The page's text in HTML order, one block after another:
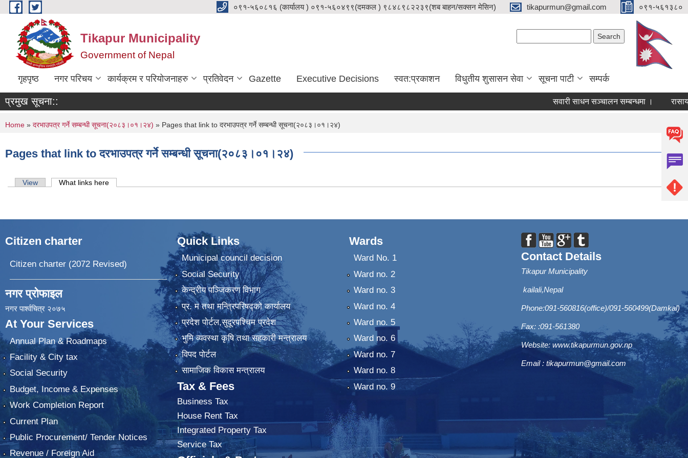
Skip to main content ०९१-५६०८१६ (कार्यालय ) ०९१-५६०४९९(दमकल ) ९८४८९८२२३९(शब बाहन/सक्सन मेसिन) tikapurmun@gmail.com ०९१-५६१३८०
Tikapur Municipality
Government of Nepal
गृहपृष्ठ नगर परिचय कार्यक्रम र परियोजनाहरु प्रतिवेदन Gazette Executive Decisions स्वत:प्रकाशन विधुतीय शुसासन सेवा सूचना पाटी सम्पर्क
प्रमुख सूचना:: सवारी साधन सञ्चालन सम्बन्धमा ।
You are here
Home » दरभाउपत्र गर्ने सम्बन्धी सूचना(२०८३।०१।२४) » Pages that link to दरभाउपत्र गर्ने सम्बन्धी सूचना(२०८३।०१।२४)
Pages that link to दरभाउपत्र गर्ने सम्बन्धी सूचना(२०८३।०१।२४)
Primary tabs
View What links here
Citizen charter
Citizen charter (2072 Revised)
नगर प्रोफाइल
नगर पार्श्वचित्र २०७५
At Your Services
Annual Plan & Roadmaps
Facility & City tax
Social Security
Budget, Income & Expenses
Work Completion Report
Current Plan
Public Procurement/ Tender Notices
Revenue / Foreign Aid
Quick Links
Municipal council decision
Social Security
केन्द्रीय पञ्जिकरण विभाग
प्र. म तथा मन्त्रिपरिषद्को कार्यालय
प्रदेश पाेर्टल,सुदूरपश्चिम प्रदेश
भुमि व्यवस्था कृषि तथा सहकारी मन्त्रालय
विपद पोर्टल
सामाजिक विकास मन्त्रालय
Tax & Fees
Business Tax
House Rent Tax
Integrated Property Tax
Service Tax
Wards
Ward No. 1
Ward no. 2
Ward no. 3
Ward no. 4
Ward no. 5
Ward no. 6
Ward no. 7
Ward no. 8
Ward no. 9
Contact Details
Tikapur Municipality
kailali,Nepal
Phone:091-560816(office)/091-560499(Damkal)
Fax: :091-561380
Website: www.tikapurmun.gov.np
Email : tikapurmun@gmail.com